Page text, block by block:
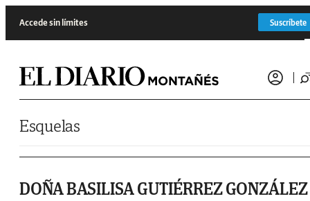
Accede sin límites Suscríbete
Esquelas
DOÑA BASILISA GUTIÉRREZ GONZÁLEZ